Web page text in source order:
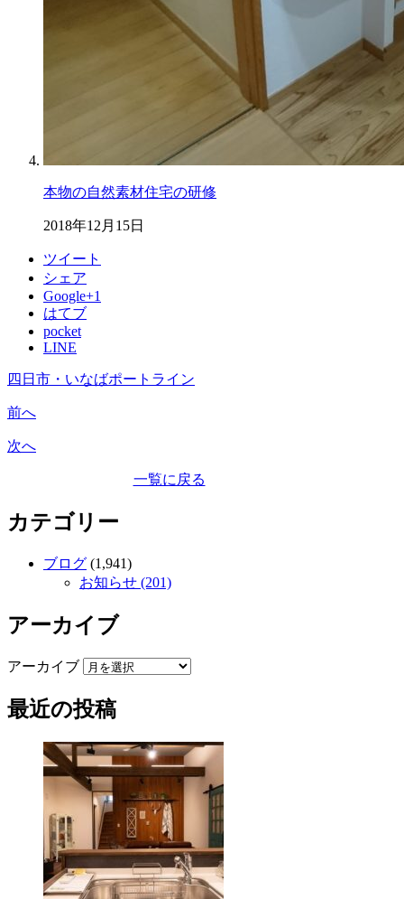
本物の自然素材住宅の研修
2018年12月15日
ツイート
シェア
Google+1
はてブ
pocket
LINE
四日市・いなばポートライン
前へ
次へ
一覧に戻る
カテゴリー
ブログ (1,941)
お知らせ (201)
アーカイブ
アーカイブ
最近の投稿